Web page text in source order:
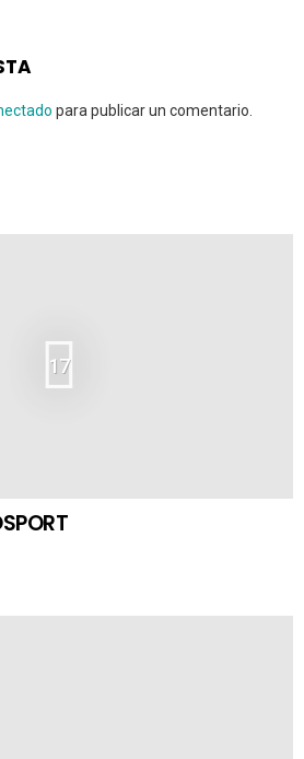
para publicar un comentario.
17